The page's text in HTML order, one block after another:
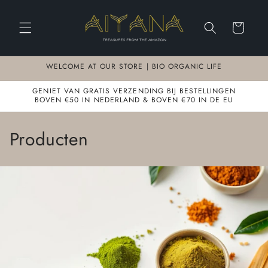
content Winkelwagen
WELCOME AT OUR STORE | BIO ORGANIC LIFE
GENIET VAN GRATIS VERZENDING BIJ BESTELLINGEN
BOVEN €50 IN NEDERLAND & BOVEN €70 IN DE EU
C
o
Producten